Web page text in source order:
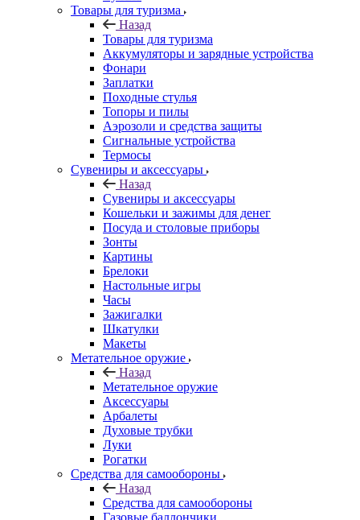
Товары для туризма
Назад
Товары для туризма
Аккумуляторы и зарядные устройства
Фонари
Заплатки
Походные стулья
Топоры и пилы
Аэрозоли и средства защиты
Сигнальные устройства
Термосы
Сувениры и аксессуары
Назад
Сувениры и аксессуары
Кошельки и зажимы для денег
Посуда и столовые приборы
Зонты
Картины
Брелоки
Настольные игры
Часы
Зажигалки
Шкатулки
Макеты
Метательное оружие
Назад
Метательное оружие
Аксессуары
Арбалеты
Духовые трубки
Луки
Рогатки
Средства для самообороны
Назад
Средства для самообороны
Газовые баллончики